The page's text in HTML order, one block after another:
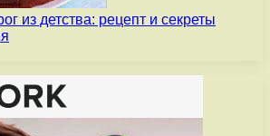
из детства: рецепт и секреты